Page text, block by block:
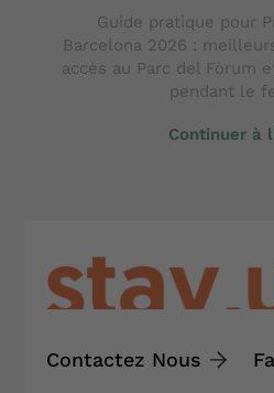
Guide pratique pour
Barcelona 2026 :
accès au Parc del Fòrum
pendant le
Continuer à
Contactez Nous